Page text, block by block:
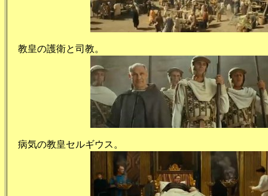
教皇の護衛と司教。
病気の教皇セルギウス。